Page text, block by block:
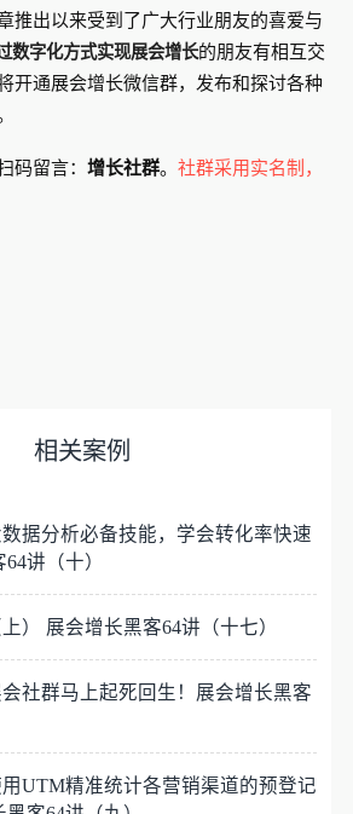
推出以来受到了广大行业朋友的喜爱与
数字化方式实现展会增长的朋友有相互交
开通展会增长微信群，发布和探讨各种
码留言： 增长社群。 社群采用实名制，
相关案例
据分析必备技能，学会转化率快速
讲（十）
） 展会增长黑客64讲（十七）
社群马上起死回生！展会增长黑客
UTM精准统计各营销渠道的预登记